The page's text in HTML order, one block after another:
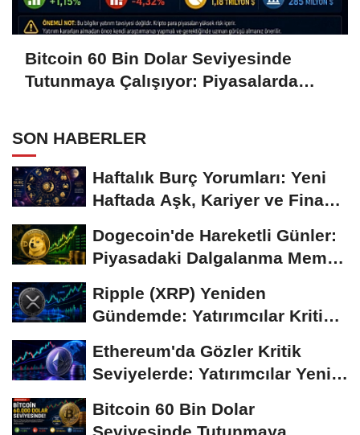
Bitcoin 60 Bin Dolar Seviyesinde
Tutunmaya Çalışıyor: Piyasalarda
SON HABERLER
Haftalık Burç Yorumları: Yeni
Haftada Aşk, Kariyer ve Finans
Dogecoin'de Hareketli Günler:
Piyasadaki Dalgalanma Meme
Ripple (XRP) Yeniden
Gündemde: Yatırımcılar Kritik
Ethereum'da Gözler Kritik
Seviyelerde: Yatırımcılar Yeni
Bitcoin 60 Bin Dolar